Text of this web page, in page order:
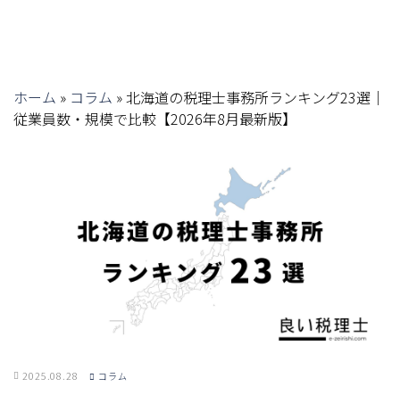
ホーム » コラム »北海道の税理士事務所ランキング23選｜
従業員数・規模で比較【2026年8月最新版】
2025.08.28 コラム